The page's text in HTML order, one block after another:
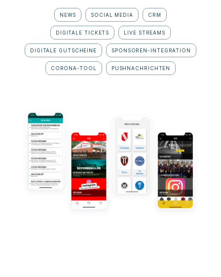
NEWS SOCIAL MEDIA CRM
DIGITALE TICKETS LIVE STREAMS
DIGITALE GUTSCHEINE SPONSOREN-INTEGRATION
CORONA-TOOL PUSHNACHRICHTEN